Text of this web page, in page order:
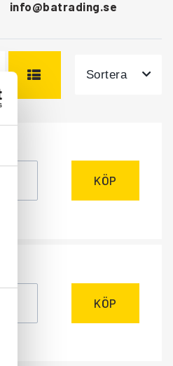
info@batrading.se
Sortera
KÖP
KÖP